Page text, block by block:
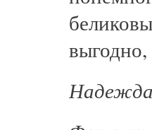
выгодно,